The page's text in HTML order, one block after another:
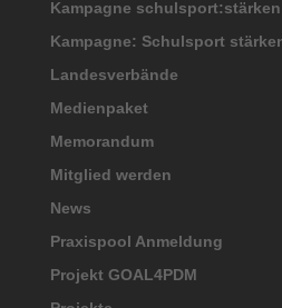
Kampagne
Kampagne: Schulsport
Landesverbände
Medienpaket
Memorandum
Mitglied werden
News
Praxispool Anmeldung
Projekt GOAL4PDM